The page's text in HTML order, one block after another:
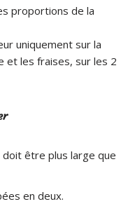
proportions de la
uniquement sur la
et les fraises, sur les 2
être plus large que
en deux.